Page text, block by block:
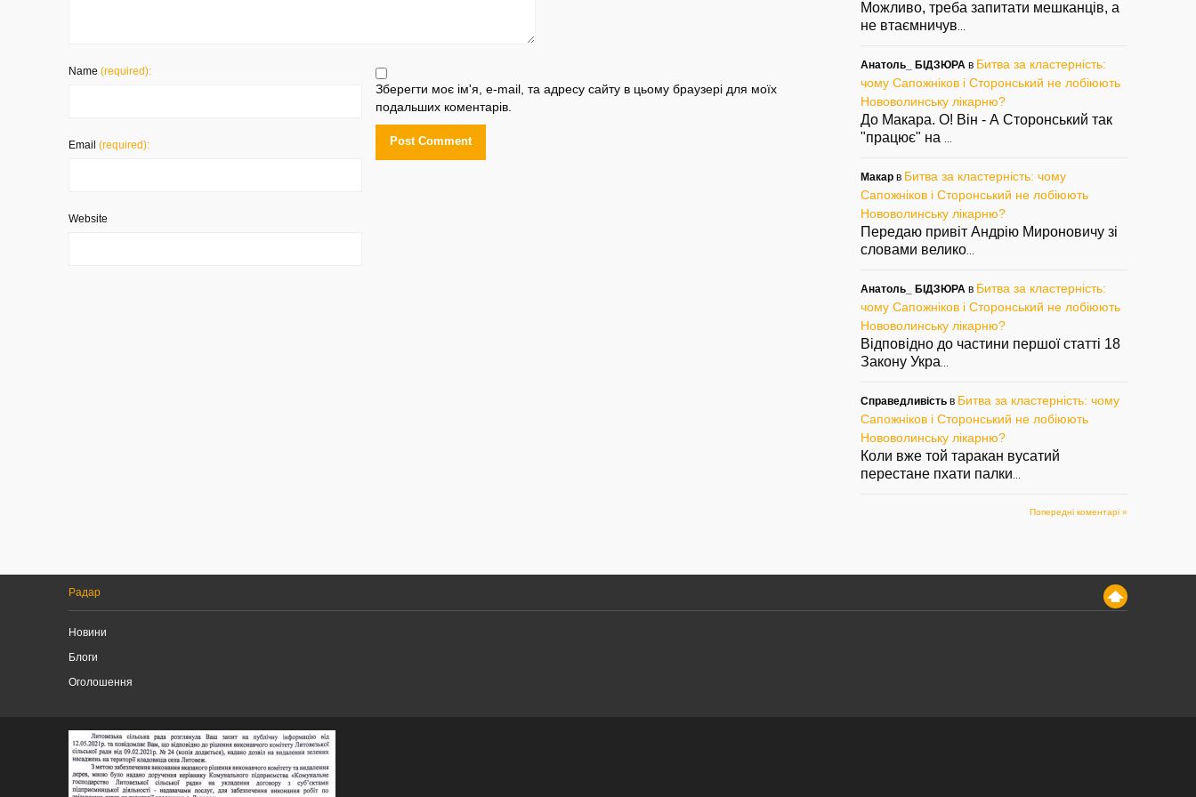
Name (required):
Email (required):
Website
Зберегти моє ім'я, e-mail, та адресу сайту в цьому браузері для моїх
подальших коментарів.
Можливо, треба запитати мешканців, а
не втаємничув
Анатоль_ БІДЗЮРА в Битва за кластерність:
чому Сапожніков і Сторонський не лобіюють
Нововолинську лікарню?
До Макара. О! Він - А Сторонський так
"працює" на
Макар в Битва за кластерність: чому
Сапожніков і Сторонський не лобіюють
Нововолинську лікарню?
Передаю привіт Андрію Мироновичу зі
словами велико
Анатоль_ БІДЗЮРА в Битва за кластерність:
чому Сапожніков і Сторонський не лобіюють
Нововолинську лікарню?
Відповідно до частини першої статті 18
Закону Укра
Справедливість в Битва за кластерність: чому
Сапожніков і Сторонський не лобіюють
Нововолинську лікарню?
Коли вже той таракан вусатий
перестане пхати палки
Попередні коментарі »
Радар
Новини
Блоги
Оголошення